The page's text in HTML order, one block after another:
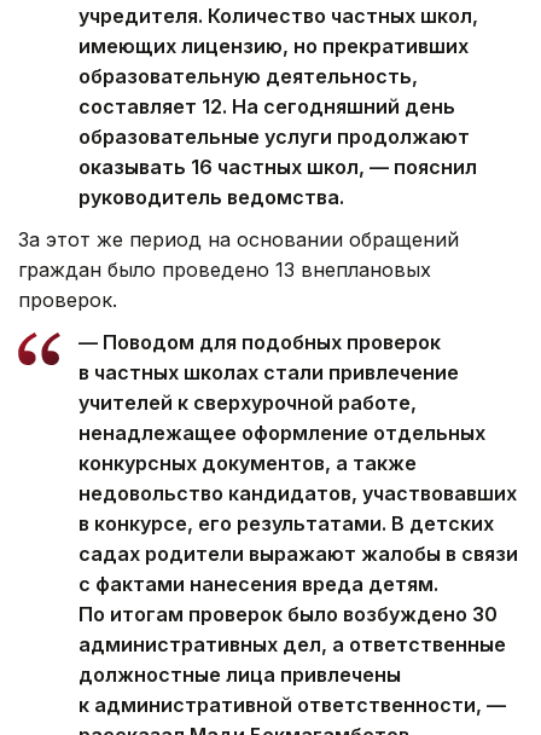
учредителя. Количество частных школ,
имеющих лицензию, но прекративших
образовательную деятельность,
составляет 12. На сегодняшний день
образовательные услуги продолжают
оказывать 16 частных школ, — пояснил
руководитель ведомства.
За этот же период на основании обращений
граждан было проведено 13 внеплановых
проверок.
— Поводом для подобных проверок
в частных школах стали привлечение
учителей к сверхурочной работе,
ненадлежащее оформление отдельных
конкурсных документов, а также
недовольство кандидатов, участвовавших
в конкурсе, его результатами. В детских
садах родители выражают жалобы в связи
с фактами нанесения вреда детям.
По итогам проверок было возбуждено 30
административных дел, а ответственные
должностные лица привлечены
к административной ответственности, —